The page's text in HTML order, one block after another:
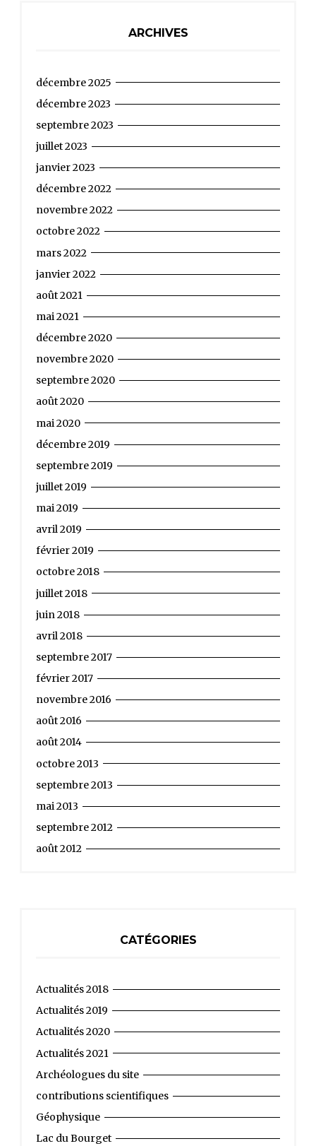
ARCHIVES
décembre 2025
décembre 2023
septembre 2023
juillet 2023
janvier 2023
décembre 2022
novembre 2022
octobre 2022
mars 2022
janvier 2022
août 2021
mai 2021
décembre 2020
novembre 2020
septembre 2020
août 2020
mai 2020
décembre 2019
septembre 2019
juillet 2019
mai 2019
avril 2019
février 2019
octobre 2018
juillet 2018
juin 2018
avril 2018
septembre 2017
février 2017
novembre 2016
août 2016
août 2014
octobre 2013
septembre 2013
mai 2013
septembre 2012
août 2012
CATÉGORIES
Actualités 2018
Actualités 2019
Actualités 2020
Actualités 2021
Archéologues du site
contributions scientifiques
Géophysique
Lac du Bourget